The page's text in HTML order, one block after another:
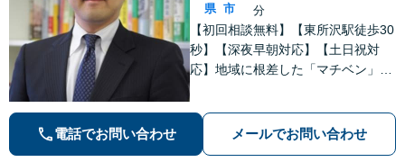
県 市
分
【初回相談無料】【東所沢駅徒歩30
秒】【深夜早朝対応】【土日祝対
応】地域に根差した「マチベン」と
て出張相談も承ります。リーズナブ
ルな料金体系をご提供しています。
電話でお問い合わせ メールでお問い合わせ